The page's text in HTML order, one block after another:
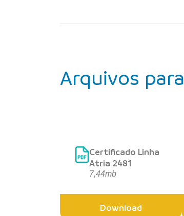
Arquivos para
Certificado Linha
Atria 2481
7,44mb
Download